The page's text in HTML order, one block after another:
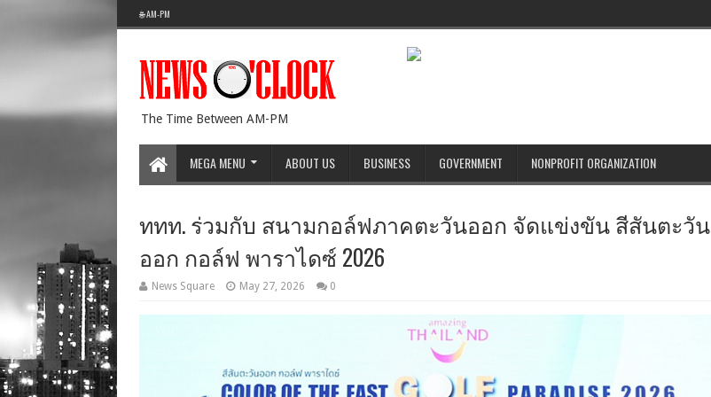
🌐 AM-PM
The Time Between AM-PM
MEGA MENU ABOUT US BUSINESS GOVERNMENT NONPROFIT ORGANIZATION
ททท. ร่วมกับ สนามกอล์ฟภาคตะวันออก จัดแข่งขัน สีสันตะวัน
ออก กอล์ฟ พาราไดซ์ 2026
News Square May 27, 2026 0